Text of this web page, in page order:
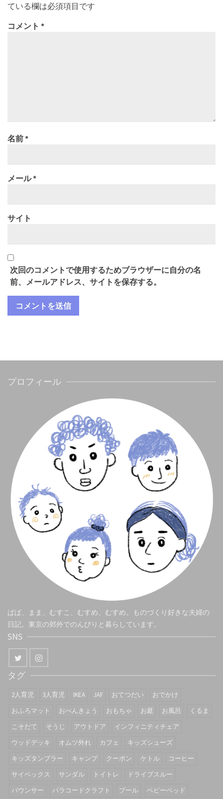
ている欄は必須項目です
コメント *
名前*
メール*
サイト
次回のコメントで使用するためブラウザーに自分の名
前、メールアドレス、サイトを保存する。
プロフィール
ぱぱ、まま、むすこ、むすめ、むすめ。ものづくり好きな夫婦の
日記。東京の郊外でのんびりと暮らしています。
SNS
タグ
2人育児 3人育児 IKEA JAF おてつだい
おでかけ
おふろマット
おべんきょう おもちゃ お庭 お風呂
くるま
こそだて
そうじ アウトドア
インフィニティチェア
ウッドデッキ
オムツ外れ カフェ
キッズシューズ
キッズタンブラー
キャンプ クーポン ケトル
コーヒー
サイベックス
サンダル トイトレ
ドライブスルー
バウンサー
パラコードクラフト プール ベビーベッド